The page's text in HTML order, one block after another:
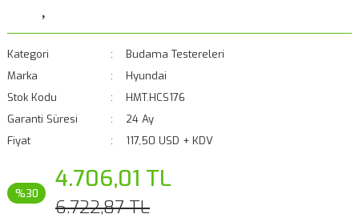
Kategori
Budama Testereleri
Marka
Hyundai
Stok Kodu
HMT.HCS176
Garanti Süresi
24 Ay
Fiyat
117,50 USD + KDV
%30 4.706,01 TL
6.722,87 TL